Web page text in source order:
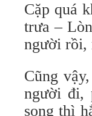
Cặp quá
trưa –
người rồi,
Cũng
người đi,
song thì